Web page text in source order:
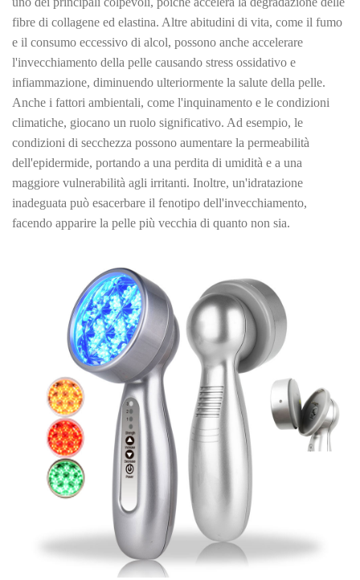
fibre di collagene ed elastina. Altre abitudini di vita, come il fumo
e il consumo eccessivo di alcol, possono anche accelerare
l'invecchiamento della pelle causando stress ossidativo e
infiammazione, diminuendo ulteriormente la salute della pelle.
Anche i fattori ambientali, come l'inquinamento e le condizioni
climatiche, giocano un ruolo significativo. Ad esempio, le
condizioni di secchezza possono aumentare la permeabilità
dell'epidermide, portando a una perdita di umidità e a una
maggiore vulnerabilità agli irritanti. Inoltre, un'idratazione
inadeguata può esacerbare il fenotipo dell'invecchiamento,
facendo apparire la pelle più vecchia di quanto non sia.